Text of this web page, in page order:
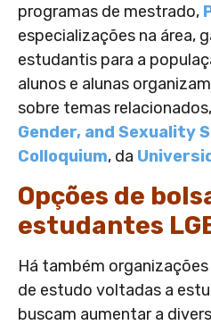
programas de mestrado,
especializações na área,
estudantis para a
alunos e alunas
sobre temas
Gender, and Sexuality
Colloquium, da
Opções de
estudantes
Há também
de estudo voltadas a
buscam aumentar a